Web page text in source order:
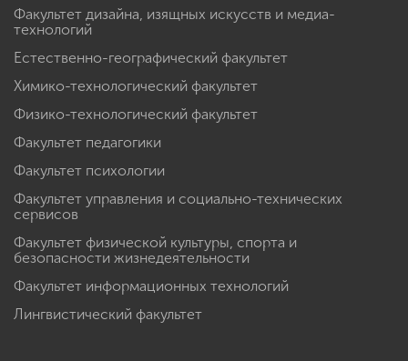
Факультет дизайна, изящных искусств и медиа-
технологий
Естественно-географический факультет
Химико-технологический факультет
Физико-технологический факультет
Факультет педагогики
Факультет психологии
Факультет управления и социально-технических
сервисов
Факультет физической культуры, спорта и
безопасности жизнедеятельности
Факультет информационных технологий
Лингвистический факультет